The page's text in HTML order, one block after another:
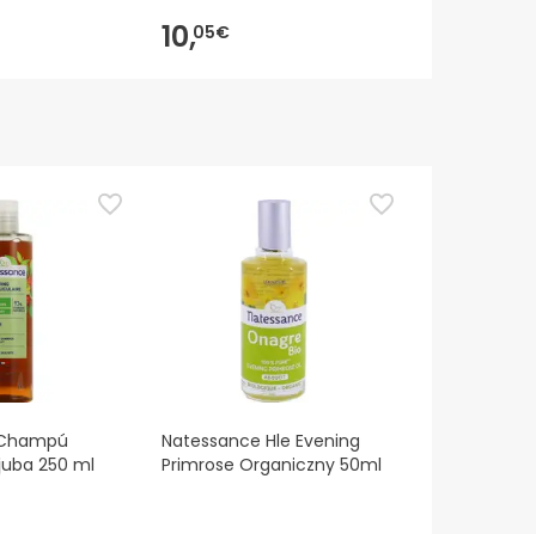
10,05€
250 ml
Natessance Hle Evening
Primrose Organiczny 50ml